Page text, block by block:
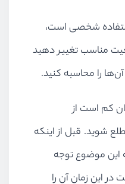
شخصی‌ است،
مناسب تغییر دهید
را محاسبه کنید.
کم است از
شوید. قبل از اینکه
این موضوع توجه
در این زمان آن را